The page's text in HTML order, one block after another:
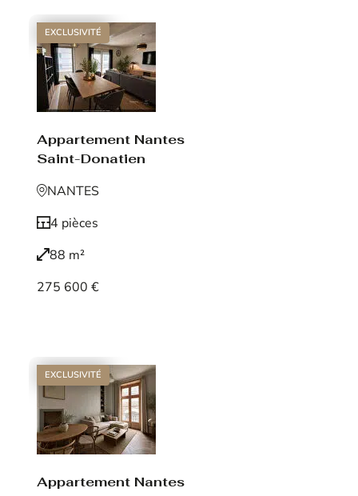
EXCLUSIVITÉ
Appartement Nantes
Saint-Donatien
NANTES
4 pièces
88 m²
275 600 €
EXCLUSIVITÉ
Appartement Nantes